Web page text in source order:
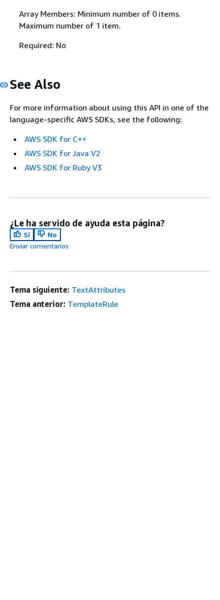
Array Members: Minimum number of 0 items.
Maximum number of 1 item.
Required: No
See Also
For more information about using this API in one of the
language-specific AWS SDKs, see the following:
AWS SDK for C++
AWS SDK for Java V2
AWS SDK for Ruby V3
¿Le ha servido de ayuda esta página?
Sí
No
Enviar comentarios
Tema siguiente: TextAttributes
Tema anterior: TemplateRule